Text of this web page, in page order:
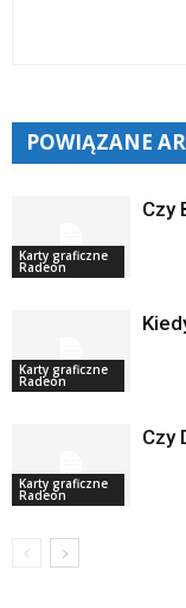
POWIĄZANE
Karty graficzne
Radeon
Czy
Karty graficzne
Radeon
Karty graficzne
Radeon
Czy